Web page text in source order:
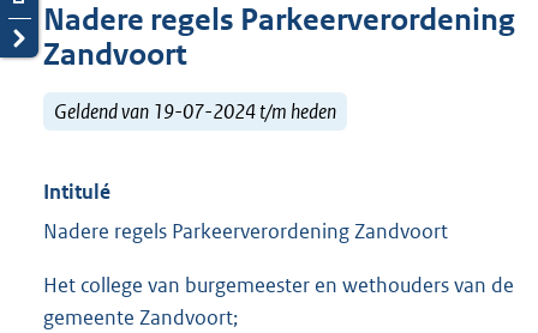
Nadere regels Parkeerverordening
Zandvoort
Geldend van 19-07-2024 t/m heden
Intitulé
Nadere regels Parkeerverordening Zandvoort
Het college van burgemeester en wethouders van de
gemeente Zandvoort;